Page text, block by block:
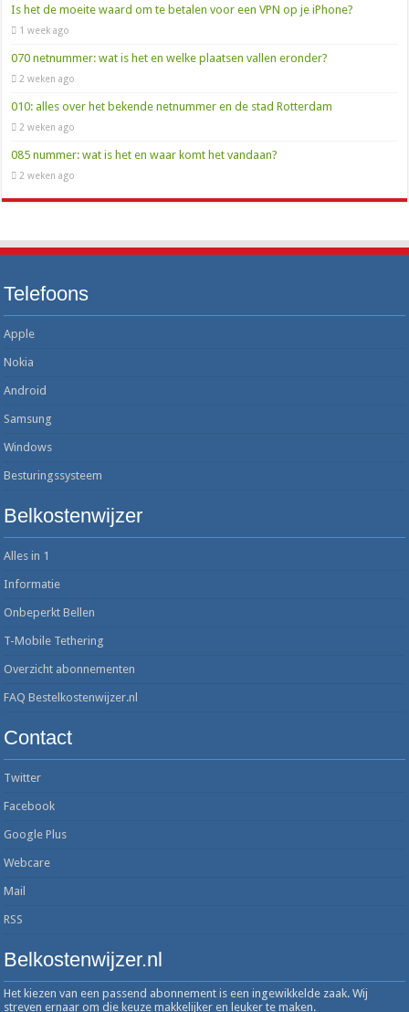
Is het de moeite waard om te betalen voor een VPN op je iPhone?
1 week ago
070 netnummer: wat is het en welke plaatsen vallen eronder?
2 weken ago
010: alles over het bekende netnummer en de stad Rotterdam
2 weken ago
085 nummer: wat is het en waar komt het vandaan?
2 weken ago
Telefoons
Apple
Nokia
Android
Samsung
Windows
Besturingssysteem
Belkostenwijzer
Alles in 1
Informatie
Onbeperkt Bellen
T-Mobile Tethering
Overzicht abonnementen
FAQ Bestelkostenwijzer.nl
Contact
Twitter
Facebook
Google Plus
Webcare
Mail
RSS
Belkostenwijzer.nl
Het kiezen van een passend abonnement is een ingewikkelde zaak. Wij
streven ernaar om die keuze makkelijker en leuker te maken.